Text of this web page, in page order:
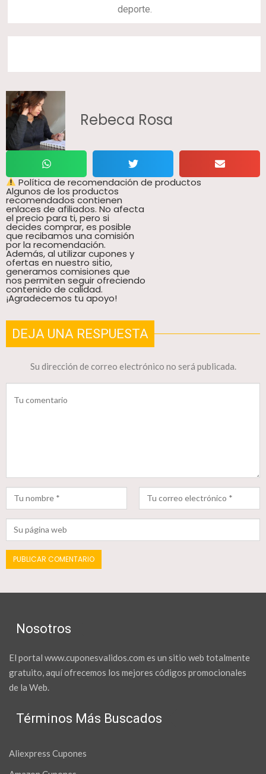
deporte.
Rebeca Rosa
Política de recomendación de productos
Algunos de los productos
recomendados contienen
enlaces de afiliados. No afecta
el precio para ti, pero si
decides comprar, es posible
que recibamos una comisión
por la recomendación.
Además, al utilizar cupones y
ofertas en nuestro sitio,
generamos comisiones que
nos permiten seguir ofreciendo
contenido de calidad.
¡Agradecemos tu apoyo!
DEJA UNA RESPUESTA
Su dirección de correo electrónico no será publicada.
Nosotros
El portal www.cuponesvalidos.com es un sitio web totalmente
gratuito, aquí ofrecemos los mejores códigos promocionales
de la Web.
Términos Más Buscados
Aliexpress Cupones